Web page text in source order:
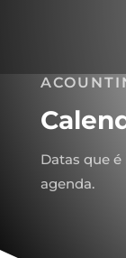
Datas que
agenda.